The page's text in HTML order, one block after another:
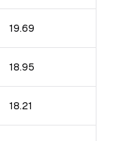
19.69
18.95
18.21